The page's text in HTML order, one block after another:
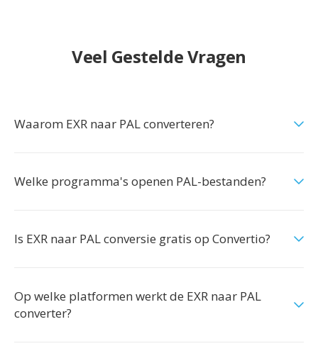
Veel Gestelde Vragen
Waarom EXR naar PAL converteren?
Welke programma's openen PAL-bestanden?
Is EXR naar PAL conversie gratis op Convertio?
Op welke platformen werkt de EXR naar PAL
converter?